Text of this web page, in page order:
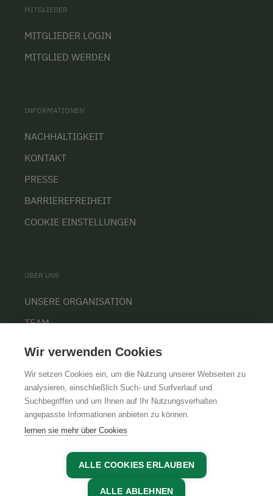
MITGLIEDER
MITGLIEDER LOGIN
MITGLIED WERDEN
INFORMATIONEN
NACHHALTIGKEIT
KONTAKT
PRESSE
BARRIEREFREIHEIT
COOKIE EINSTELLUNGEN
ÜBER UNS
UNSERE ORGANISATION
TEAM
KARRIERE
AGBIMPRESSUMDATENSCHUTZ
Wir verwenden Cookies
Wir setzen Cookies ein, um die Nutzung unserer Webseiten zu
analysieren, einschließlich Such- und Surfverlauf und
Suchbegriffen und um Ihnen auf Ihr Nutzungsverhalten
angepasste Informationen anbieten zu können.
lernen sie mehr über Cookies
ALLE COOKIES ERLAUBEN
ALLE ABLEHNEN